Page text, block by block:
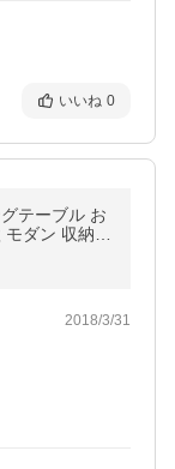
いいね 0
テーブル お
モダン 収納
ーブル コー
2018/3/31